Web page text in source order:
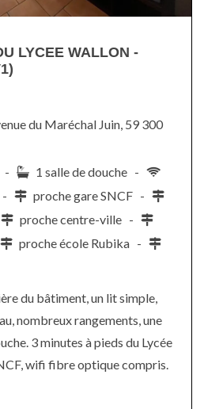
LYCEE WALLON -
du Maréchal Juin, 59 300
-
1 salle de douche -
-
proche gare SNCF -
proche centre-ville -
proche école Rubika -
du bâtiment, un lit simple,
nombreux rangements, une
3 minutes à pieds du Lycée
wifi fibre optique compris.